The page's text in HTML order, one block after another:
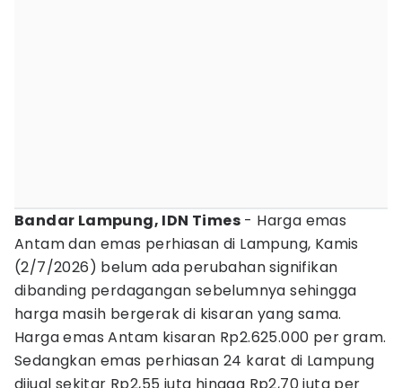
Bandar Lampung, IDN Times - Harga emas
Antam dan emas perhiasan di Lampung, Kamis
(2/7/2026) belum ada perubahan signifikan
dibanding perdagangan sebelumnya sehingga
harga masih bergerak di kisaran yang sama.
Harga emas Antam kisaran Rp2.625.000 per gram.
Sedangkan emas perhiasan 24 karat di Lampung